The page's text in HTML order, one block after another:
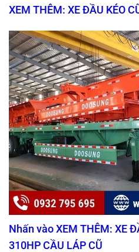
XEM THÊM: XE ĐẦU KÉO
Nhấn vào XEM THÊM: XE
310HP CẦU LÁP CŨ